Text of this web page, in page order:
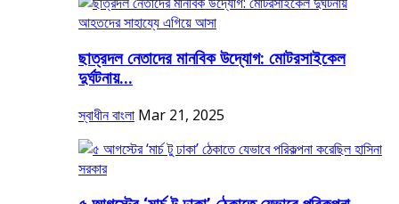
ছাত্রদল নেতাদের মানবিক উদ্যোগ: মোটরসাইকেল
দুর্ঘটনায়...
স্বাধীন বাংলা Mar 21, 2025